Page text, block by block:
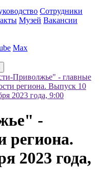
Сотрудники
Музей Вакансии
Max
Приволжье" - главные
региона. Выпуск 10
2023 года, 9:00
-
региона.
2023 года,